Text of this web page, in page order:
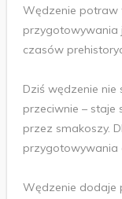
Wędzenie potraw
przygotowywania
czasów
Dziś wędzenie nie
przeciwnie – staje
przez smakoszy.
przygotowywania
Wędzenie dodaje